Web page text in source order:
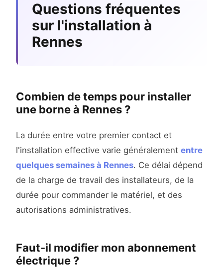
Questions fréquentes
sur l'installation à
Rennes
Combien de temps pour installer
une borne à Rennes ?
La durée entre votre premier contact et
l'installation effective varie généralement entre
quelques semaines à Rennes. Ce délai dépend
de la charge de travail des installateurs, de la
durée pour commander le matériel, et des
autorisations administratives.
Faut-il modifier mon abonnement
électrique ?